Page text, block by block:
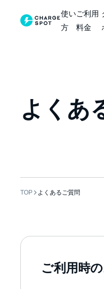
使い
方
ご利用
料金
よくあ
TOP よくあるご質問
ご利用時